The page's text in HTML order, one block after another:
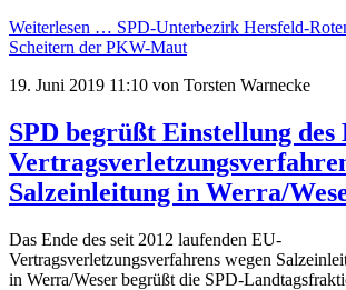
Weiterlesen … SPD-Unterbezirk Hersfeld-
Scheitern der PKW-Maut
19. Juni 2019 11:10 von Torsten Warnecke
SPD begrüßt Einstellung des
Salzeinleitung in Werra/
Das Ende des seit 2012 laufenden EU-
Vertragsverletzungsverfahrens wegen
in Werra/Weser begrüßt die SPD-